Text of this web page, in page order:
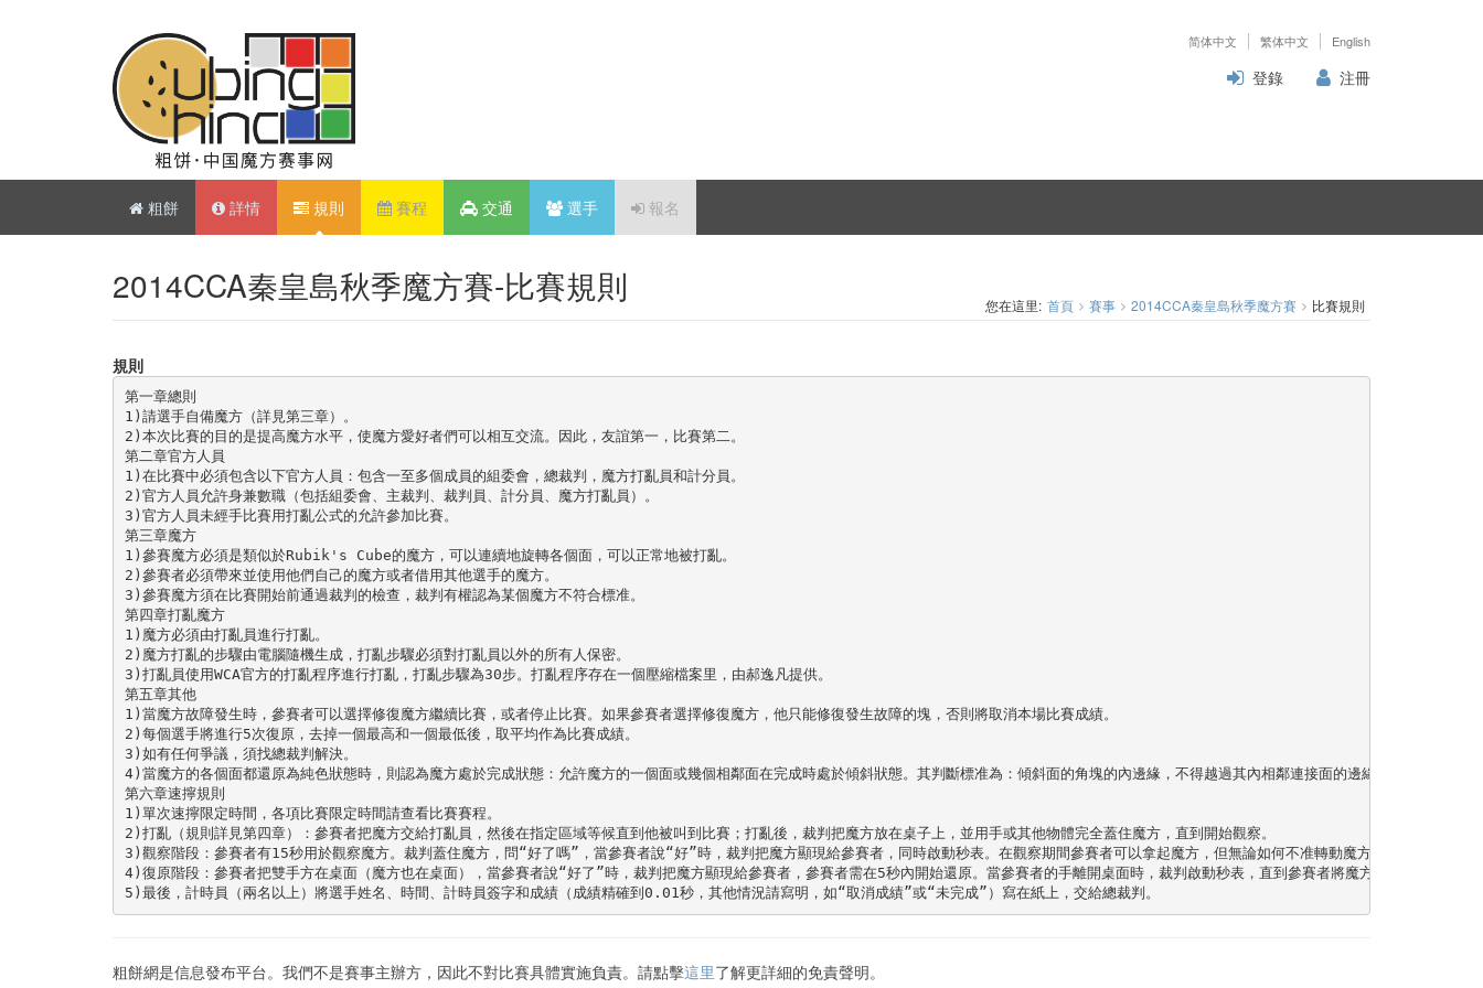
简体中文 繁体中文 English
登錄 注冊
粗餅 詳情 規則 賽程 交通 選手 報名
2014CCA秦皇島秋季魔方賽-比賽規則 您在這里: 首頁 賽事 2014CCA秦皇島秋季魔方賽 比賽規則
規則
第一章總則
1)請選手自備魔方（詳見第三章）。
2)本次比賽的目的是提高魔方水平，使魔方愛好者們可以相互交流。因此，友誼第一，比賽第二。
第二章官方人員
1)在比賽中必須包含以下官方人員：包含一至多個成員的組委會，總裁判，魔方打亂員和計分員。
2)官方人員允許身兼數職（包括組委會、主裁判、裁判員、計分員、魔方打亂員）。
3)官方人員未經手比賽用打亂公式的允許參加比賽。
第三章魔方
1)參賽魔方必須是類似於Rubik's Cube的魔方，可以連續地旋轉各個面，可以正常地被打亂。
2)參賽者必須帶來並使用他們自己的魔方或者借用其他選手的魔方。
3)參賽魔方須在比賽開始前通過裁判的檢查，裁判有權認為某個魔方不符合標准。
第四章打亂魔方
1)魔方必須由打亂員進行打亂。
2)魔方打亂的步驟由電腦隨機生成，打亂步驟必須對打亂員以外的所有人保密。
3)打亂員使用WCA官方的打亂程序進行打亂，打亂步驟為30步。打亂程序存在一個壓縮檔案里，由郝逸凡提供。
第五章其他
1)當魔方故障發生時，參賽者可以選擇修復魔方繼續比賽，或者停止比賽。如果參賽者選擇修復魔方，他只能修復發生故障的塊，否則將取消本場比賽成績。
2)每個選手將進行5次復原，去掉一個最高和一個最低後，取平均作為比賽成績。
3)如有任何爭議，須找總裁判解決。
4)當魔方的各個面都還原為純色狀態時，則認為魔方處於完成狀態：允許魔方的一個面或幾個相鄰面在完成時處於傾斜狀態。其判斷標准為：傾斜面的角塊的內邊緣，不得越過其內相鄰連接面的邊緣。
第六章速擰規則
1)單次速擰限定時間，各項比賽限定時間請查看比賽賽程。
2)打亂（規則詳見第四章）：參賽者把魔方交給打亂員，然後在指定區域等候直到他被叫到比賽；打亂後，裁判把魔方放在桌子上，並用手或其他物體完全蓋住魔方，直到開始觀察。
3)觀察階段：參賽者有15秒用於觀察魔方。裁判蓋住魔方，問“好了嗎”，當參賽者說“好”時，裁判把魔方顯現給參賽者，同時啟動秒表。在觀察期間參賽者可以拿起魔方，但無論如何不准轉動魔方，否則將被
4)復原階段：參賽者把雙手方在桌面（魔方也在桌面），當參賽者說“好了”時，裁判把魔方顯現給參賽者，參賽者需在5秒內開始還原。當參賽者的手離開桌面時，裁判啟動秒表，直到參賽者將魔方放在桌面時停
5)最後，計時員（兩名以上）將選手姓名、時間、計時員簽字和成績（成績精確到0.01秒，其他情況請寫明，如“取消成績”或“未完成”）寫在紙上，交給總裁判。
粗餅網是信息發布平台。我們不是賽事主辦方，因此不對比賽具體實施負責。請點擊這里了解更詳細的免責聲明。